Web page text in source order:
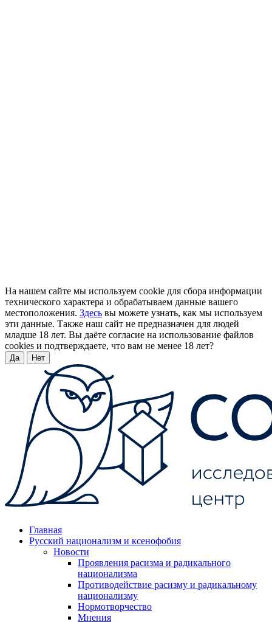
На нашем сайте мы используем cookie для сбора информации
технического характера и обрабатываем данные вашего
местоположения. Здесь вы можете узнать, как мы используем
эти данные. Также наш сайт не предназначен для людей
младше 18 лет. Вы даёте согласие на использование файлов
cookies и подтверждаете, что вам не менее 18 лет?
Да Нет
Главная
Русский национализм и ксенофобия
Новости
Проявления расизма и радикального
национализма
Противодействие расизму и радикальному
национализму
Нормотворчество
Мнения